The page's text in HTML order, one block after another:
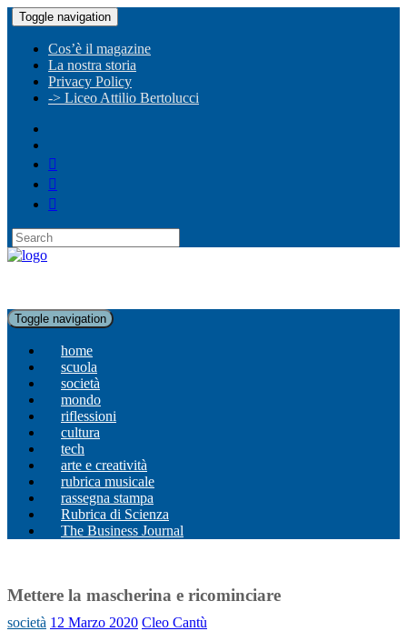
Toggle navigation
Cos’è il magazine
La nostra storia
Privacy Policy
-> Liceo Attilio Bertolucci
Toggle navigation
home
scuola
società
mondo
riflessioni
cultura
tech
arte e creatività
rubrica musicale
rassegna stampa
Rubrica di Scienza
The Business Journal
Mettere la mascherina e ricominciare
società 12 Marzo 2020 Cleo Cantù